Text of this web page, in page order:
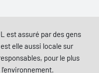
est assuré par des gens
elle aussi locale sur
pour le plus